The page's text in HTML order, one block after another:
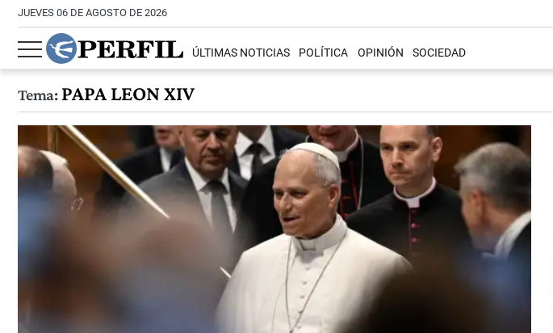
JUEVES 06 DE AGOSTO DE 2026
ÚLTIMAS NOTICIAS POLÍTICA OPINIÓN SOCIEDAD
Tema:PAPA LEON XIV